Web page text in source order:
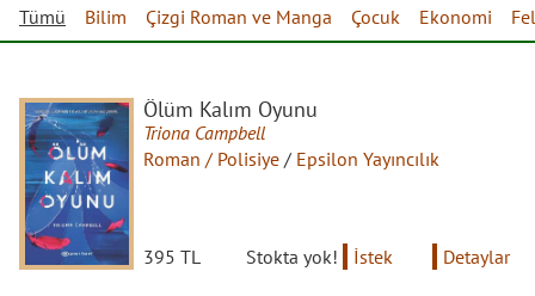
Tümü Bilim Çizgi Roman ve Manga Çocuk Ekonomi
Ölüm Kalım Oyunu
Triona Campbell
Roman / Polisiye / Epsilon Yayıncılık
395 TL Stokta yok! İstek Detaylar